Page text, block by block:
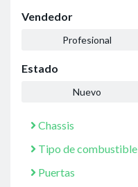
Vendedor
Profesional
Estado
Nuevo
Chassis
Tipo de combustible
Puertas